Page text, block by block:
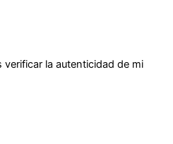
la autenticidad de mi